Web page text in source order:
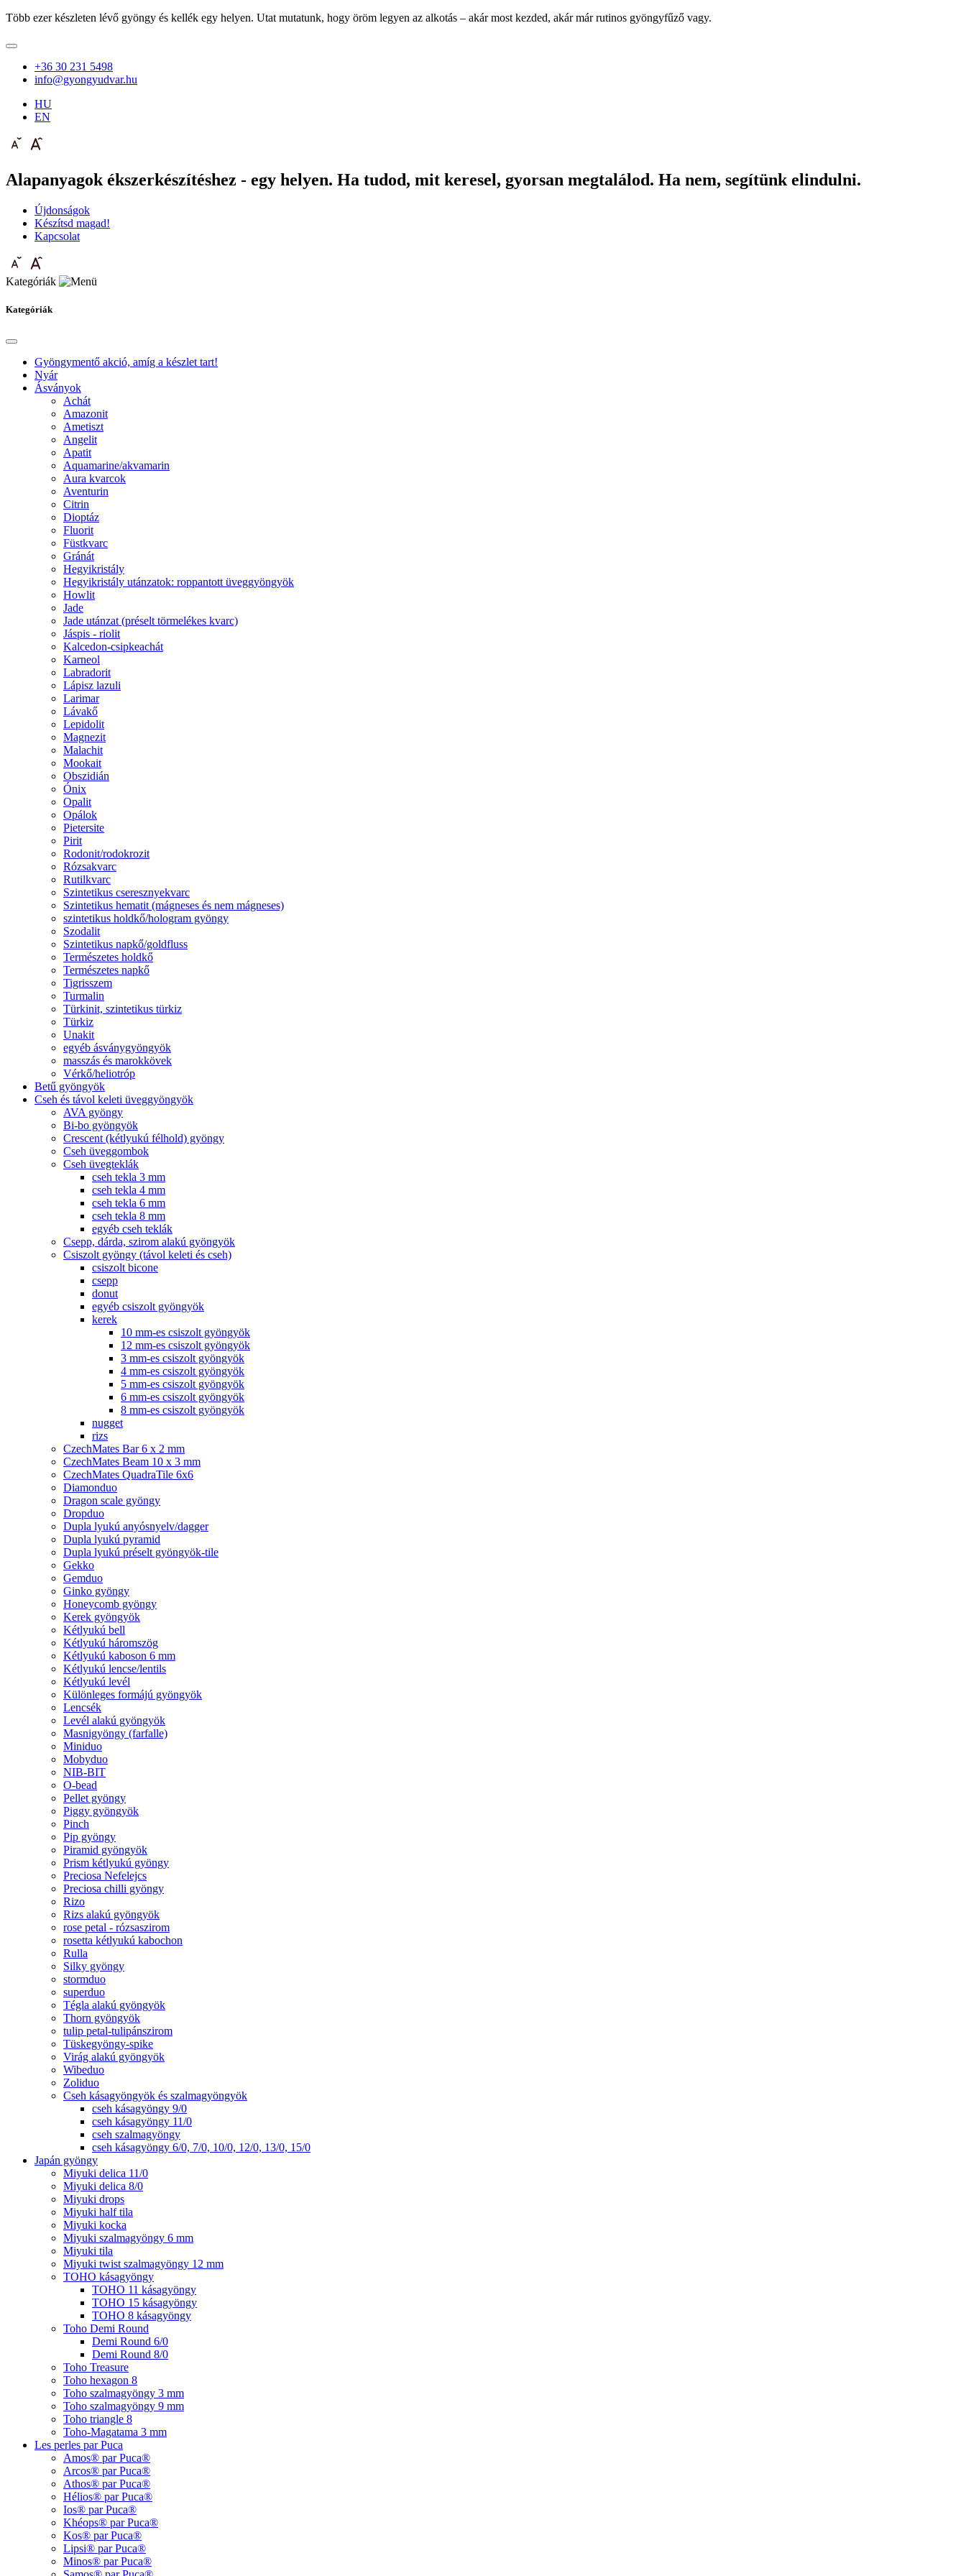
Több ezer készleten lévő gyöngy és kellék egy helyen. Utat mutatunk, hogy öröm legyen az alkotás – akár most kezded, akár már rutinos gyöngyfűző vagy.
+36 30 231 5498
info@gyongyudvar.hu
HU
EN
Alapanyagok ékszerkészítéshez - egy helyen. Ha tudod, mit keresel, gyorsan megtalálod. Ha nem, segítünk elindulni.
Újdonságok
Készítsd magad!
Kapcsolat
Kategóriák
Kategóriák
Gyöngymentő akció, amíg a készlet tart!
Nyár
Ásványok
Achát
Amazonit
Ametiszt
Angelit
Apatit
Aquamarine/akvamarin
Aura kvarcok
Aventurin
Citrin
Dioptáz
Fluorit
Füstkvarc
Gránát
Hegyikristály
Hegyikristály utánzatok: roppantott üveggyöngyök
Howlit
Jade
Jade utánzat (préselt törmelékes kvarc)
Jáspis - riolit
Kalcedon-csipkeachát
Karneol
Labradorit
Lápisz lazuli
Larimar
Lávakő
Lepidolit
Magnezit
Malachit
Mookait
Obszidián
Ónix
Opalit
Opálok
Pietersite
Pirit
Rodonit/rodokrozit
Rózsakvarc
Rutilkvarc
Szintetikus cseresznyekvarc
Szintetikus hematit (mágneses és nem mágneses)
szintetikus holdkő/hologram gyöngy
Szodalit
Szintetikus napkő/goldfluss
Természetes holdkő
Természetes napkő
Tigrisszem
Turmalin
Türkinit, szintetikus türkiz
Türkiz
Unakit
egyéb ásványgyöngyök
masszás és marokkövek
Vérkő/heliotróp
Betű gyöngyök
Cseh és távol keleti üveggyöngyök
AVA gyöngy
Bi-bo gyöngyök
Crescent (kétlyukú félhold) gyöngy
Cseh üveggombok
Cseh üvegteklák
cseh tekla 3 mm
cseh tekla 4 mm
cseh tekla 6 mm
cseh tekla 8 mm
egyéb cseh teklák
Csepp, dárda, szirom alakú gyöngyök
Csiszolt gyöngy (távol keleti és cseh)
csiszolt bicone
csepp
donut
egyéb csiszolt gyöngyök
kerek
10 mm-es csiszolt gyöngyök
12 mm-es csiszolt gyöngyök
3 mm-es csiszolt gyöngyök
4 mm-es csiszolt gyöngyök
5 mm-es csiszolt gyöngyök
6 mm-es csiszolt gyöngyök
8 mm-es csiszolt gyöngyök
nugget
rizs
CzechMates Bar 6 x 2 mm
CzechMates Beam 10 x 3 mm
CzechMates QuadraTile 6x6
Diamonduo
Dragon scale gyöngy
Dropduo
Dupla lyukú anyósnyelv/dagger
Dupla lyukú pyramid
Dupla lyukú préselt gyöngyök-tile
Gekko
Gemduo
Ginko gyöngy
Honeycomb gyöngy
Kerek gyöngyök
Kétlyukú bell
Kétlyukú háromszög
Kétlyukú kaboson 6 mm
Kétlyukú lencse/lentils
Kétlyukú levél
Különleges formájú gyöngyök
Lencsék
Levél alakú gyöngyök
Masnigyöngy (farfalle)
Miniduo
Mobyduo
NIB-BIT
O-bead
Pellet gyöngy
Piggy gyöngyök
Pinch
Pip gyöngy
Piramid gyöngyök
Prism kétlyukú gyöngy
Preciosa Nefelejcs
Preciosa chilli gyöngy
Rizo
Rizs alakú gyöngyök
rose petal - rózsaszirom
rosetta kétlyukú kabochon
Rulla
Silky gyöngy
stormduo
superduo
Tégla alakú gyöngyök
Thorn gyöngyök
tulip petal-tulipánszirom
Tüskegyöngy-spike
Virág alakú gyöngyök
Wibeduo
Zoliduo
Cseh kásagyöngyök és szalmagyöngyök
cseh kásagyöngy 9/0
cseh kásagyöngy 11/0
cseh szalmagyöngy
cseh kásagyöngy 6/0, 7/0, 10/0, 12/0, 13/0, 15/0
Japán gyöngy
Miyuki delica 11/0
Miyuki delica 8/0
Miyuki drops
Miyuki half tila
Miyuki kocka
Miyuki szalmagyöngy 6 mm
Miyuki tila
Miyuki twist szalmagyöngy 12 mm
TOHO kásagyöngy
TOHO 11 kásagyöngy
TOHO 15 kásagyöngy
TOHO 8 kásagyöngy
Toho Demi Round
Demi Round 6/0
Demi Round 8/0
Toho Treasure
Toho hexagon 8
Toho szalmagyöngy 3 mm
Toho szalmagyöngy 9 mm
Toho triangle 8
Toho-Magatama 3 mm
Les perles par Puca
Amos® par Puca®
Arcos® par Puca®
Athos® par Puca®
Hélios® par Puca®
Ios® par Puca®
Khéops® par Puca®
Kos® par Puca®
Lipsi® par Puca®
Minos® par Puca®